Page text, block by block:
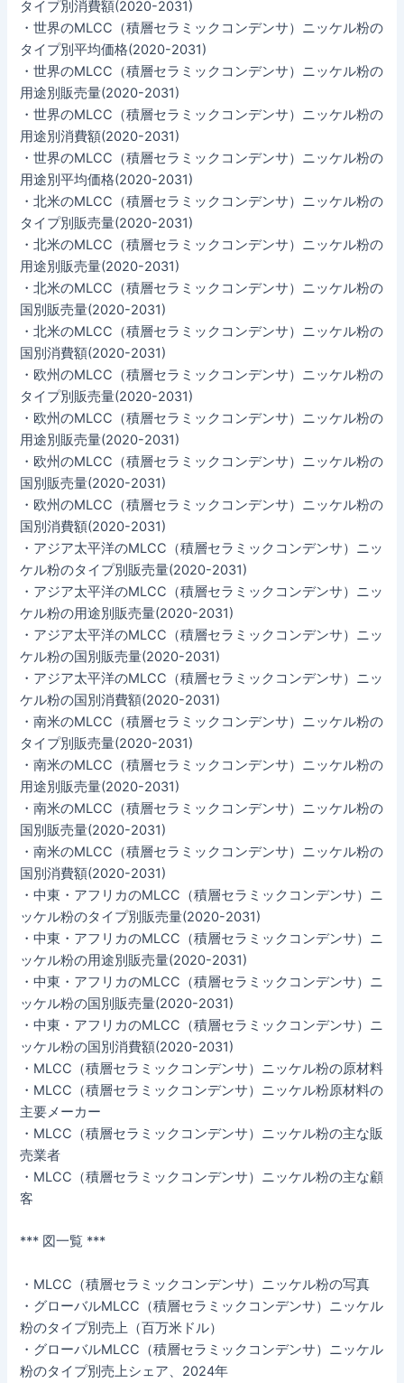
タイプ別消費額(2020-2031)
・世界のMLCC（積層セラミックコンデンサ）ニッケル粉の
タイプ別平均価格(2020-2031)
・世界のMLCC（積層セラミックコンデンサ）ニッケル粉の
用途別販売量(2020-2031)
・世界のMLCC（積層セラミックコンデンサ）ニッケル粉の
用途別消費額(2020-2031)
・世界のMLCC（積層セラミックコンデンサ）ニッケル粉の
用途別平均価格(2020-2031)
・北米のMLCC（積層セラミックコンデンサ）ニッケル粉の
タイプ別販売量(2020-2031)
・北米のMLCC（積層セラミックコンデンサ）ニッケル粉の
用途別販売量(2020-2031)
・北米のMLCC（積層セラミックコンデンサ）ニッケル粉の
国別販売量(2020-2031)
・北米のMLCC（積層セラミックコンデンサ）ニッケル粉の
国別消費額(2020-2031)
・欧州のMLCC（積層セラミックコンデンサ）ニッケル粉の
タイプ別販売量(2020-2031)
・欧州のMLCC（積層セラミックコンデンサ）ニッケル粉の
用途別販売量(2020-2031)
・欧州のMLCC（積層セラミックコンデンサ）ニッケル粉の
国別販売量(2020-2031)
・欧州のMLCC（積層セラミックコンデンサ）ニッケル粉の
国別消費額(2020-2031)
・アジア太平洋のMLCC（積層セラミックコンデンサ）ニッ
ケル粉のタイプ別販売量(2020-2031)
・アジア太平洋のMLCC（積層セラミックコンデンサ）ニッ
ケル粉の用途別販売量(2020-2031)
・アジア太平洋のMLCC（積層セラミックコンデンサ）ニッ
ケル粉の国別販売量(2020-2031)
・アジア太平洋のMLCC（積層セラミックコンデンサ）ニッ
ケル粉の国別消費額(2020-2031)
・南米のMLCC（積層セラミックコンデンサ）ニッケル粉の
タイプ別販売量(2020-2031)
・南米のMLCC（積層セラミックコンデンサ）ニッケル粉の
用途別販売量(2020-2031)
・南米のMLCC（積層セラミックコンデンサ）ニッケル粉の
国別販売量(2020-2031)
・南米のMLCC（積層セラミックコンデンサ）ニッケル粉の
国別消費額(2020-2031)
・中東・アフリカのMLCC（積層セラミックコンデンサ）ニ
ッケル粉のタイプ別販売量(2020-2031)
・中東・アフリカのMLCC（積層セラミックコンデンサ）ニ
ッケル粉の用途別販売量(2020-2031)
・中東・アフリカのMLCC（積層セラミックコンデンサ）ニ
ッケル粉の国別販売量(2020-2031)
・中東・アフリカのMLCC（積層セラミックコンデンサ）ニ
ッケル粉の国別消費額(2020-2031)
・MLCC（積層セラミックコンデンサ）ニッケル粉の原材料
・MLCC（積層セラミックコンデンサ）ニッケル粉原材料の
主要メーカー
・MLCC（積層セラミックコンデンサ）ニッケル粉の主な販
売業者
・MLCC（積層セラミックコンデンサ）ニッケル粉の主な顧
客
*** 図一覧 ***
・MLCC（積層セラミックコンデンサ）ニッケル粉の写真
・グローバルMLCC（積層セラミックコンデンサ）ニッケル
粉のタイプ別売上（百万米ドル）
・グローバルMLCC（積層セラミックコンデンサ）ニッケル
粉のタイプ別売上シェア、2024年